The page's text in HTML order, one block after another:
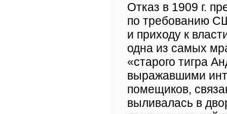
Отказ в 1909 г.
по требованию
и приходу к
одна из самых
«старого тигра
выражавшими
помещиков,
выливалась в